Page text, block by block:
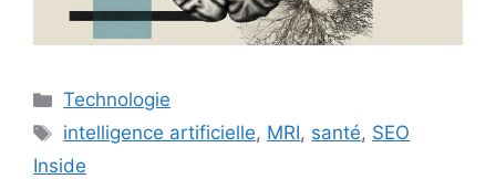
Catégories
Technologie
Étiquettes
intelligence artificielle, MRI, santé, SEO
Inside